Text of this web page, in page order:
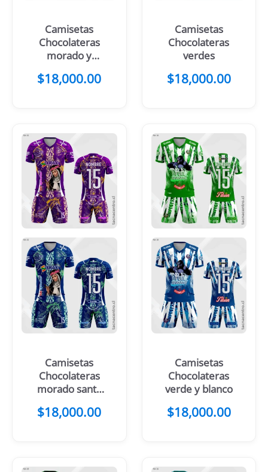
Camisetas
Chocolateras
morado y
$18,000.00
Camisetas
Chocolateras
verdes
$18,000.00
Camisetas
Chocolateras
morado santa
$18,000.00
Camisetas
Chocolateras
verde y blanco
$18,000.00